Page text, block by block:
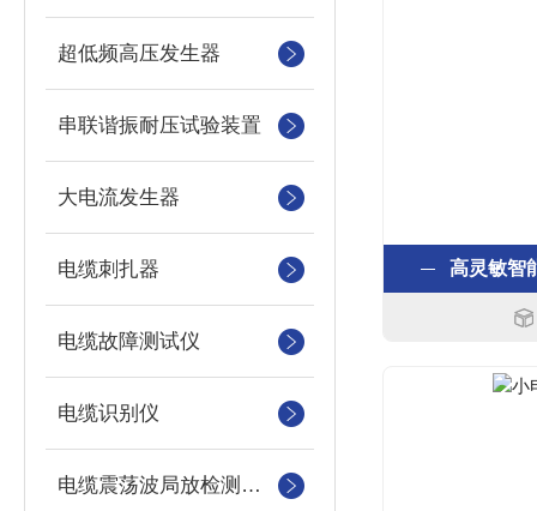
超低频高压发生器
串联谐振耐压试验装置
大电流发生器
电缆刺扎器
电缆故障测试仪
电缆识别仪
电缆震荡波局放检测装置
高灵敏智